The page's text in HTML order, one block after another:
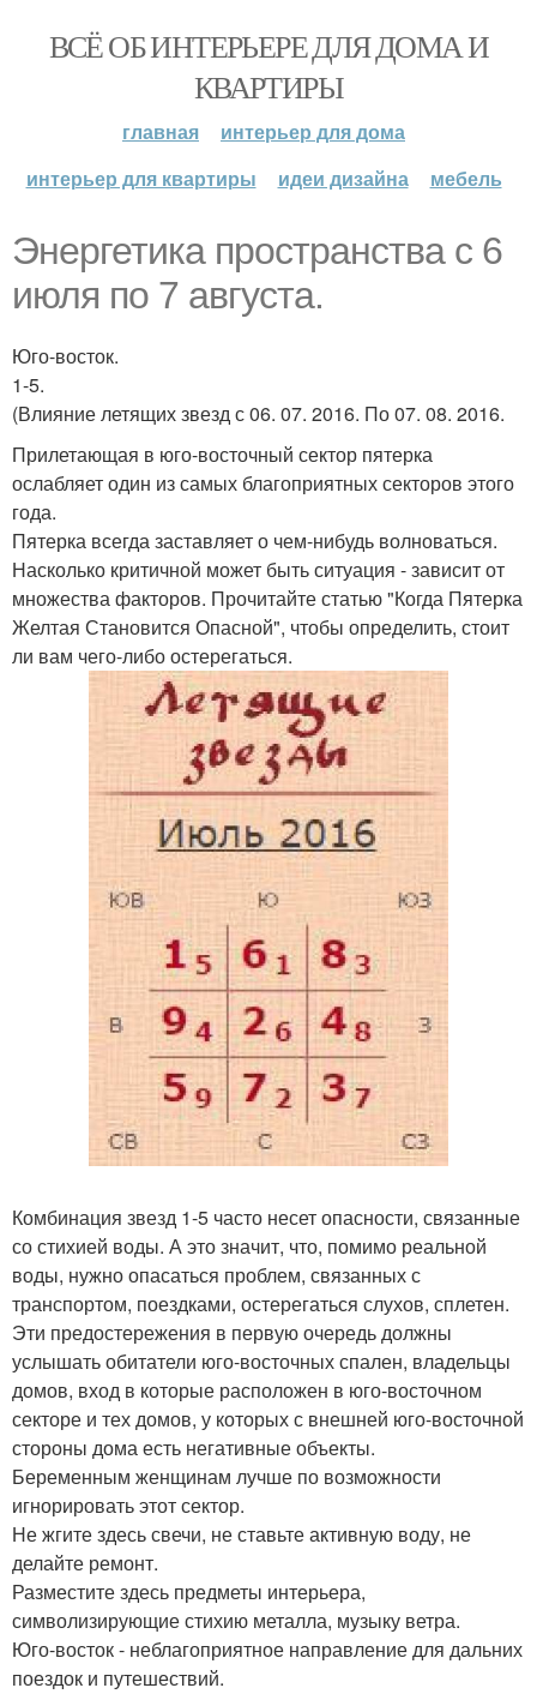
ВСЁ ОБ ИНТЕРЬЕРЕ ДЛЯ ДОМА И
КВАРТИРЫ
главная
интерьер для дома
интерьер для квартиры
идеи дизайна мебель
Энергетика пространства с 6
июля по 7 августа.
Юго-восток.
1-5.
(Влияние летящих звезд с 06. 07. 2016. По 07. 08. 2016.
Прилетающая в юго-восточный сектор пятерка
ослабляет один из самых благоприятных секторов этого
года.
Пятерка всегда заставляет о чем-нибудь волноваться.
Насколько критичной может быть ситуация - зависит от
множества факторов. Прочитайте статью "Когда Пятерка
Желтая Становится Опасной", чтобы определить, стоит
ли вам чего-либо остерегаться.
Комбинация звезд 1-5 часто несет опасности, связанные
со стихией воды. А это значит, что, помимо реальной
воды, нужно опасаться проблем, связанных с
транспортом, поездками, остерегаться слухов, сплетен.
Эти предостережения в первую очередь должны
услышать обитатели юго-восточных спален, владельцы
домов, вход в которые расположен в юго-восточном
секторе и тех домов, у которых с внешней юго-восточной
стороны дома есть негативные объекты.
Беременным женщинам лучше по возможности
игнорировать этот сектор.
Не жгите здесь свечи, не ставьте активную воду, не
делайте ремонт.
Разместите здесь предметы интерьера,
символизирующие стихию металла, музыку ветра.
Юго-восток - неблагоприятное направление для дальних
поездок и путешествий.